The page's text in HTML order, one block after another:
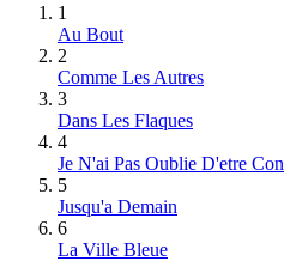
1
Au Bout
2
Comme Les Autres
3
Dans Les Flaques
4
Je N'ai Pas Oublie D'etre Con
5
Jusqu'a Demain
6
La Ville Bleue